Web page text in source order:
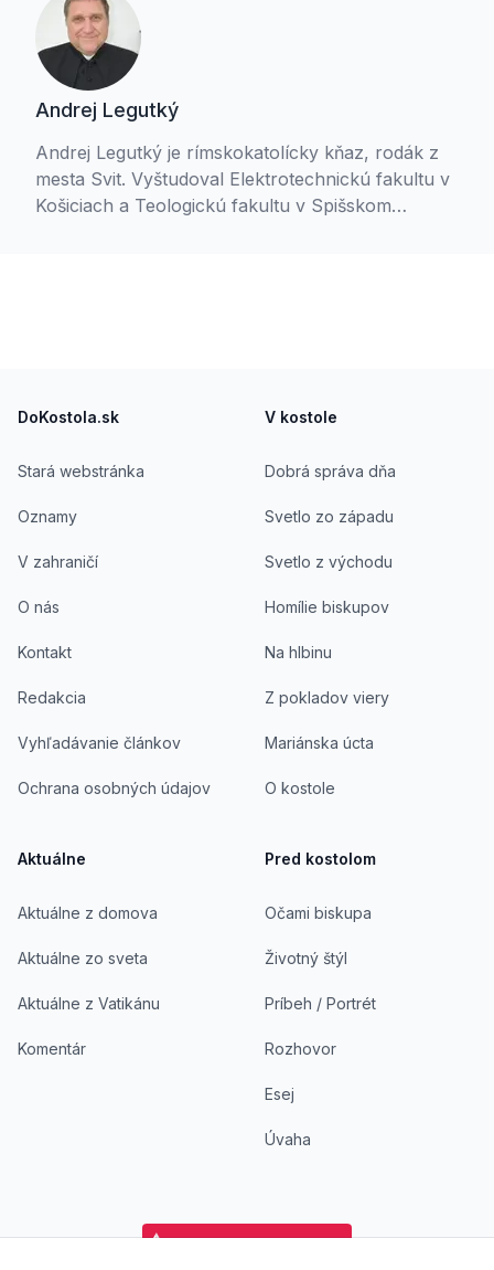
Andrej Legutký
Andrej Legutký je rímskokatolícky kňaz, rodák z
mesta Svit. Vyštudoval Elektrotechnickú fakultu v
Košiciach a Teologickú fakultu v Spišskom
skautských časopisov.
DoKostola.sk
Stará webstránka
Oznamy
V zahraničí
O nás
Kontakt
Redakcia
Vyhľadávanie článkov
Ochrana osobných údajov
Aktuálne
Aktuálne z domova
Aktuálne zo sveta
Aktuálne z Vatikánu
Komentár
V kostole
Dobrá správa dňa
Svetlo zo západu
Svetlo z východu
Homílie biskupov
Na hlbinu
Z pokladov viery
Mariánska úcta
O kostole
Pred kostolom
Očami biskupa
Životný štýl
Príbeh / Portrét
Rozhovor
Esej
Úvaha